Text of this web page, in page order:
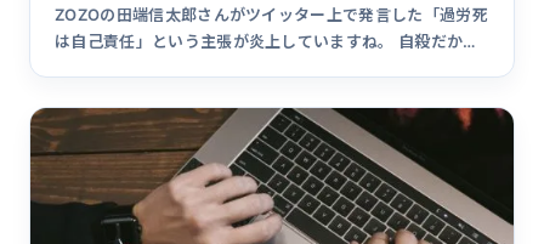
ZOZOの田端信太郎さんがツイッター上で発言した「過労死
は自己責任」という主張が炎上していますね。 自殺だから